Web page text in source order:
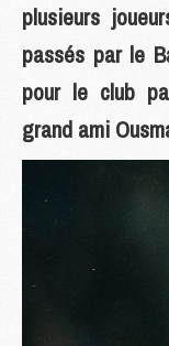
plusieurs
passés par le
pour le club
grand ami